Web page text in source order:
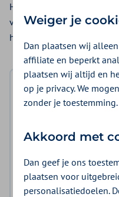
Heeft u moeite met zitten
vergoeding voor
hulpmiddelen die u helpen
Log in met DigiD
Geen DigiD?Vraag aan
Weiger je
Dan plaatsen wij
affiliate en beperkt
plaatsen wij altijd en
op je privacy. We
zonder je toestemming.
Akkoord met
Dan geef je ons
plaatsen voor
personalisatiedoelen.